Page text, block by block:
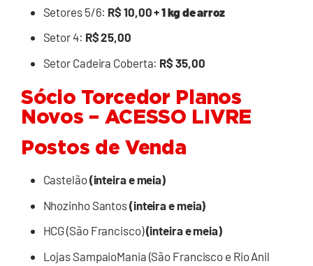
Setores 5/6: R$ 10,00 +1 kg de arroz
Setor 4: R$ 25,00
Setor Cadeira Coberta: R$ 35,00
Sócio Torcedor Planos
Novos – ACESSO LIVRE
Postos de Venda
Castelão(inteira e meia)
Nhozinho Santos(inteira e meia)
HCG (São Francisco)(inteira e meia)
Lojas SampaioMania (São Francisco e Rio Anil